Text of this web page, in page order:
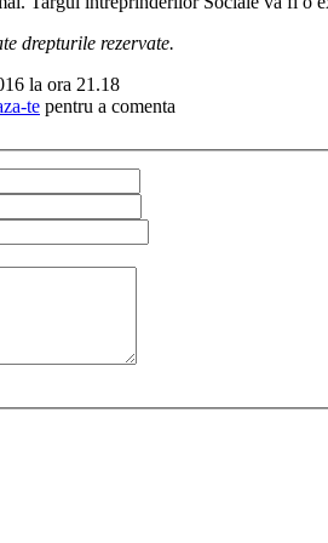
drepturile rezervate.
la ora 21.18
te pentru a comenta